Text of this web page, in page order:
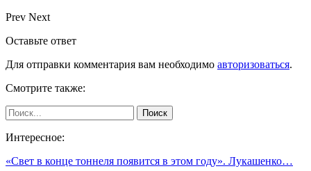
Prev Next
Оставьте ответ
Для отправки комментария вам необходимо авторизоваться.
Смотрите также:
Интересное:
«Свет в конце тоннеля появится в этом году». Лукашенко…